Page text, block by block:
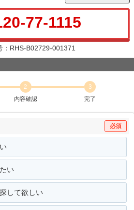
77-1115
：RHS-B02729-001371
2
内容確認
3
完了
必須
い
して欲しい